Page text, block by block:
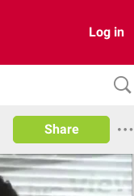
Log in
Share